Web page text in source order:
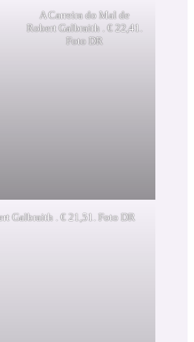
A Carreira do Mal de
Robert Galbraith . € 22,41.
Foto DR
Galbraith . € 21,51. Foto DR